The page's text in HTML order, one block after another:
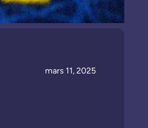
mars 11, 2025